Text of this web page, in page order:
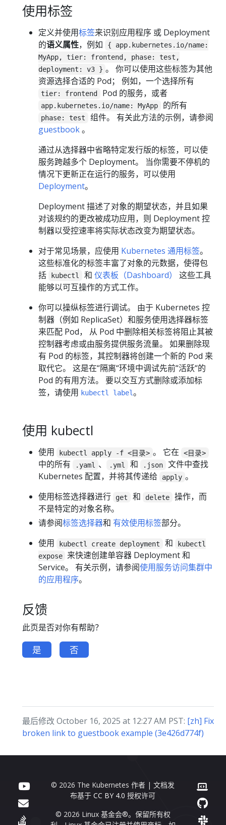
使用标签
定义并使用标签来识别应用程序 或 Deployment
的语义属性，例如
{ app.kubernetes.io/name:
MyApp, tier: frontend, phase: test,
deployment: v3 } 。 你可以使用这些标签为其他
资源选择合适的 Pod； 例如，一个选择所有
tier: frontend Pod 的服务，或者
app.kubernetes.io/name: MyApp 的所有
phase: test
组件。 有关此方法的示例，请参阅
guestbook。
通过从选择器中省略特定发行版的标签，可以使
服务跨越多个 Deployment。 当你需要不停机的
情况下更新正在运行的服务，可以使用
Deployment。
Deployment 描述了对象的期望状态，并且如果
对该规约的更改被成功应用，则 Deployment 控
制器以受控速率将实际状态改变为期望状态。
对于常见场景，应使用 Kubernetes 通用标签。
这些标准化的标签丰富了对象的元数据，使得包
括
kubectl 和 仪表板（Dashboard）
这些工具
能够以可互操作的方式工作。
你可以操纵标签进行调试。 由于 Kubernetes 控
制器（例如 ReplicaSet）和服务使用选择器标签
来匹配 Pod， 从 Pod 中删除相关标签将阻止其被
控制器考虑或由服务提供服务流量。 如果删除现
有 Pod 的标签，其控制器将创建一个新的 Pod 来
取代它。 这是在“隔离“环境中调试先前“活跃“的
Pod 的有用方法。 要以交互方式删除或添加标
签，请使用 kubectl label。
使用 kubectl
使用 kubectl apply -f <目录> 。 它在 <目录>
中的所有 .yaml 、 .yml 和 .json
文件中查找
Kubernetes 配置，并将其传递给
apply 。
使用标签选择器进行
get 和 delete
操作，而
不是特定的对象名称。
请参阅标签选择器和 有效使用标签部分。
使用
kubectl create deployment 和
kubectl
expose
来快速创建单容器 Deployment 和
Service。 有关示例，请参阅使用服务访问集群中
的应用程序。
反馈
此页是否对你有帮助？
是 否
最后修改 October 16, 2025 at 12:27 AM PST: [zh] Fix
broken link to guestbook example (3e426d774f)
© 2026 The Kubernetes 作者 | 文档发
布基于CC BY 4.0 授权许可
© 2026 Linux 基金会®。保留所有权